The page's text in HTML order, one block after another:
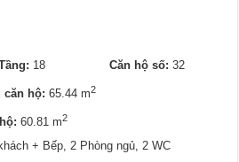
18Căn hộ số: 32
căn hộ:65.44 m2
60.81 m2
+ Bếp, 2 Phòng ngủ, 2 WC